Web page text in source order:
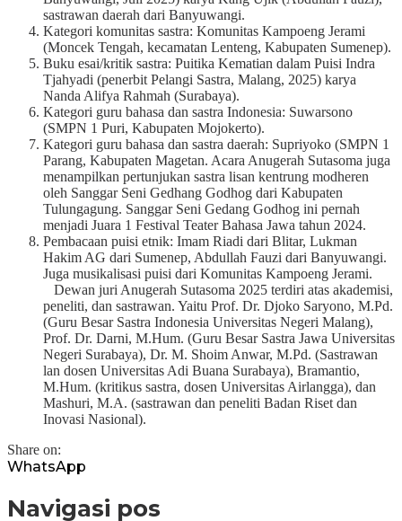
sastrawan daerah dari Banyuwangi.
Kategori komunitas sastra: Komunitas Kampoeng Jerami
(Moncek Tengah, kecamatan Lenteng, Kabupaten Sumenep).
Buku esai/kritik sastra: Puitika Kematian dalam Puisi Indra
Tjahyadi (penerbit Pelangi Sastra, Malang, 2025) karya
Nanda Alifya Rahmah (Surabaya).
Kategori guru bahasa dan sastra Indonesia: Suwarsono
(SMPN 1 Puri, Kabupaten Mojokerto).
Kategori guru bahasa dan sastra daerah: Supriyoko (SMPN 1
Parang, Kabupaten Magetan. Acara Anugerah Sutasoma juga
menampilkan pertunjukan sastra lisan kentrung modheren
oleh Sanggar Seni Gedhang Godhog dari Kabupaten
Tulungagung. Sanggar Seni Gedang Godhog ini pernah
menjadi Juara 1 Festival Teater Bahasa Jawa tahun 2024.
Pembacaan puisi etnik: Imam Riadi dari Blitar, Lukman
Hakim AG dari Sumenep, Abdullah Fauzi dari Banyuwangi.
Juga musikalisasi puisi dari Komunitas Kampoeng Jerami.
Dewan juri Anugerah Sutasoma 2025 terdiri atas akademisi,
peneliti, dan sastrawan. Yaitu Prof. Dr. Djoko Saryono, M.Pd.
(Guru Besar Sastra Indonesia Universitas Negeri Malang),
Prof. Dr. Darni, M.Hum. (Guru Besar Sastra Jawa Universitas
Negeri Surabaya), Dr. M. Shoim Anwar, M.Pd. (Sastrawan
lan dosen Universitas Adi Buana Surabaya), Bramantio,
M.Hum. (kritikus sastra, dosen Universitas Airlangga), dan
Mashuri, M.A. (sastrawan dan peneliti Badan Riset dan
Inovasi Nasional).
Share on:
WhatsApp
Navigasi pos